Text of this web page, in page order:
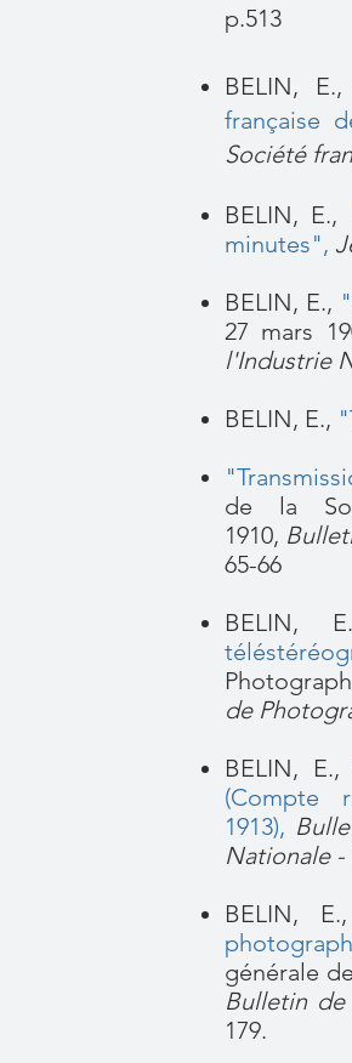
p.513
BELIN, E.,
française
Société
BELIN, E.,
minutes",
BELIN, E.,
27 mars
l'Industrie
BELIN, E.,
de la
1910,
65-66
BELIN,
de
BELIN, E.,
(Compte
1913),
Nationale -
BELIN,
générale
Bulletin
179.